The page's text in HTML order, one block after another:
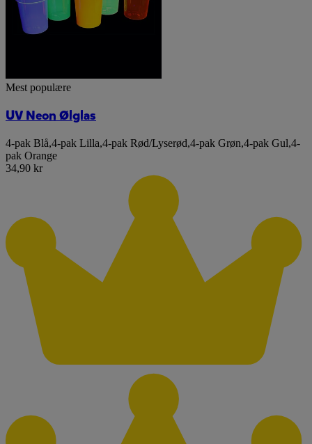
Mest populære
UV Neon Ølglas
4-pak Blå,4-pak Lilla,4-pak Rød/Lyserød,4-pak Grøn,4-pak Gul,4-
pak Orange
34,90 kr